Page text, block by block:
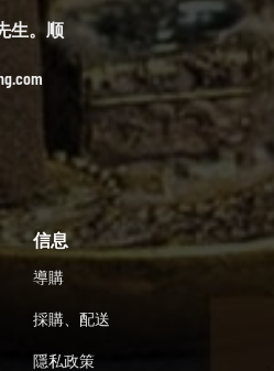
先生。顺
信息
導購
採購、配送
隱私政策